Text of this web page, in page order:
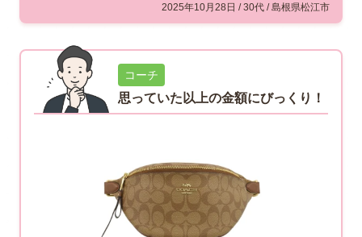
2025年10月28日 / 30代 / 島根県松江市
コーチ
思っていた以上の金額にびっくり！